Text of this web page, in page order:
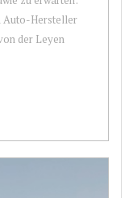
Auto-Hersteller
der Leyen